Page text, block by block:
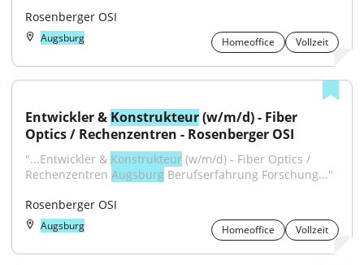
Rosenberger OSI
Augsburg Homeoffice Vollzeit
Entwickler & Konstrukteur (w/m/d) - Fiber
Optics / Rechenzentren - Rosenberger OSI
"...Entwickler & Konstrukteur (w/m/d) - Fiber Optics /
Rechenzentren Augsburg Berufserfahrung Forschung..."
Rosenberger OSI
Augsburg Homeoffice Vollzeit